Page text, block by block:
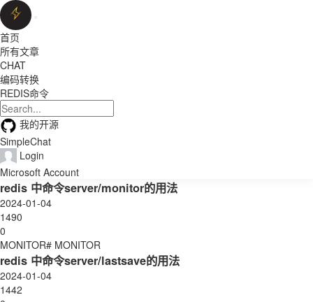
首页
所有文章
CHAT
编码转换
REDIS命令
我的开源
SimpleChat
Login
Microsoft Account
redis 中命令server/monitor的用法
2024-01-04
1490
0
MONITOR# MONITOR
redis 中命令server/lastsave的用法
2024-01-04
1442